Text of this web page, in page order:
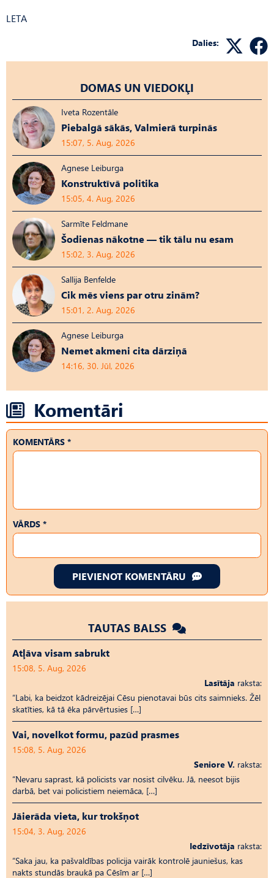
LETA
Dalies:
DOMAS UN VIEDOKĻI
Iveta Rozentāle
Piebalgā sākās, Valmierā turpinās
15:07, 5. Aug, 2026
Agnese Leiburga
Konstruktīvā politika
15:05, 4. Aug, 2026
Sarmīte Feldmane
Šodienas nākotne — tik tālu nu esam
15:02, 3. Aug, 2026
Sallija Benfelde
Cik mēs viens par otru zinām?
15:01, 2. Aug, 2026
Agnese Leiburga
Nemet akmeni cita dārziņā
14:16, 30. Jūl, 2026
Komentāri
KOMENTĀRS *
VĀRDS *
PIEVIENOT KOMENTĀRU
TAUTAS BALSS
Atļāva visam sabrukt
15:08, 5. Aug, 2026
Lasītāja raksta:
“Labi, ka beidzot kādreizējai Cēsu pienotavai būs cits saimnieks. Žēl
skatīties, kā tā ēka pārvērtusies […]
Vai, novelkot formu, pazūd prasmes
15:08, 5. Aug, 2026
Seniore V. raksta:
“Nevaru saprast, kā policists var nosist cilvēku. Jā, neesot bijis
darbā, bet vai policistiem neiemāca, […]
Jāierāda vieta, kur trokšņot
15:04, 3. Aug, 2026
Iedzīvotāja raksta:
“Saka jau, ka pašvaldības policija vairāk kontrolē jauniešus, kas
nakts stundās braukā pa Cēsīm ar […]